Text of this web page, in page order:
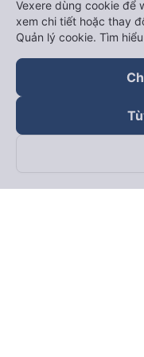
Theo dõi chúng
Vexere dùng cookie để
xem chi tiết hoặc thay
Quản lý cookie. Tìm